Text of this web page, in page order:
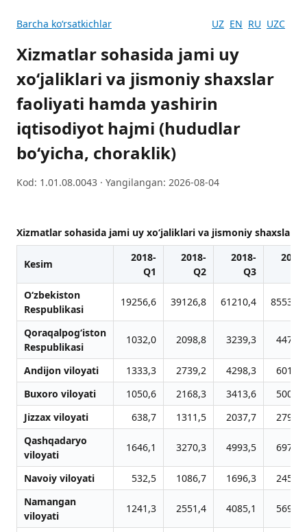
Barcha koʻrsatkichlar UZ EN RU UZC
Xizmatlar sohasida jami uy
xo‘jaliklari va jismoniy shaxslar
faoliyati hamda yashirin
iqtisodiyot hajmi (hududlar
boʻyicha, choraklik)
Kod: 1.01.08.0043 · Yangilangan: 2026-08-04
Xizmatlar sohasida jami uy xo‘jaliklari va jismoniy shaxslar
Kesim
2018-
Q1
2018-
Q2
2018-
Q3
2018-
O‘zbekiston
Respublikasi
19256,6 39126,8 61210,4 85530,1
Qoraqalpog‘iston
Respublikasi
1032,0 2098,8 3239,3 4471,5
Andijon viloyati 1333,3 2739,2 4298,3
6012,1
Buxoro viloyati
1050,6 2168,3 3413,6
5008,3
Jizzax viloyati
638,7 1311,5 2037,7
2790,5
Qashqadaryo
viloyati
1646,1 3270,3 4993,5 6978,4
Navoiy viloyati 532,5 1086,7 1696,3
2459,6
Namangan
viloyati
1241,3 2551,4 4085,1 5692,5